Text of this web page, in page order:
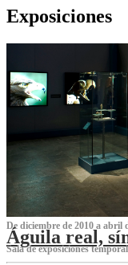
Exposiciones
De diciembre de 2010 a abril
Águila real,
Sala de exposiciones